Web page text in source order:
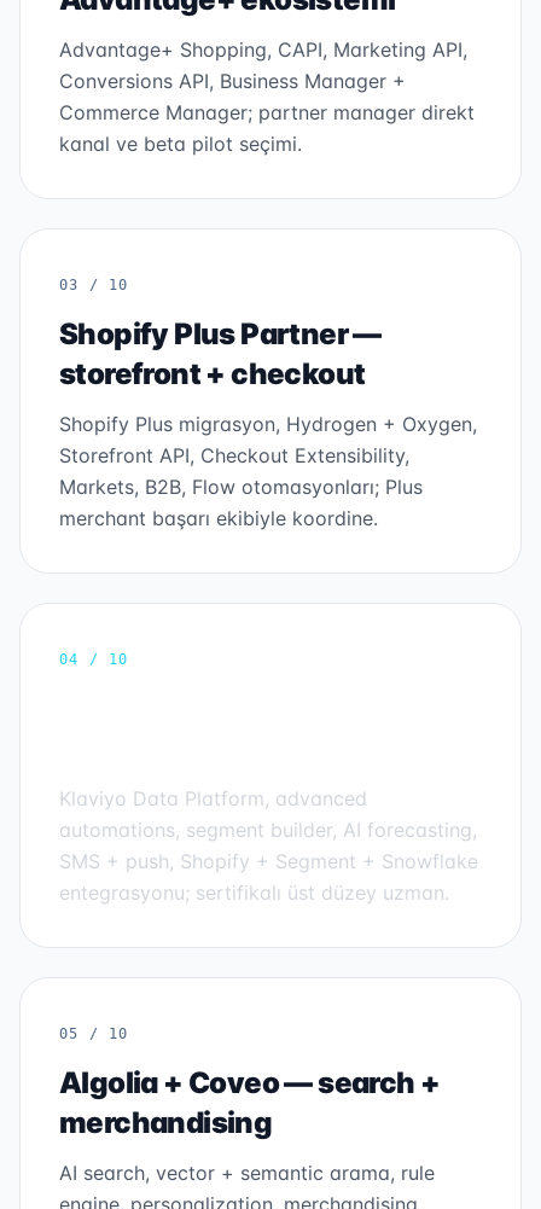
Advantage+ Shopping, CAPI, Marketing API,
Conversions API, Business Manager +
Commerce Manager; partner manager direkt
kanal ve beta pilot seçimi.
03 / 10
Shopify Plus Partner —
storefront + checkout
Shopify Plus migrasyon, Hydrogen + Oxygen,
Storefront API, Checkout Extensibility,
Markets, B2B, Flow otomasyonları; Plus
merchant başarı ekibiyle koordine.
04 / 10
Klaviyo Data Platform, advanced
automations, segment builder, AI forecasting,
SMS + push, Shopify + Segment + Snowflake
entegrasyonu; sertifikalı üst düzey uzman.
05 / 10
Algolia + Coveo — search +
merchandising
AI search, vector + semantic arama, rule
engine, personalization, merchandising